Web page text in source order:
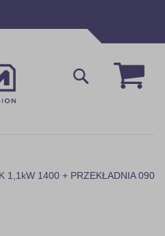
Mój
Szukaj
1,1kW 1400 + PRZEKŁADNIA 090